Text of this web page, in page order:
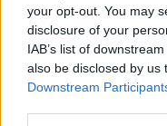
your opt-out. You may
disclosure of your
IAB’s list of
also be disclosed by us
Downstream
ΓΝΩΜΕΣ